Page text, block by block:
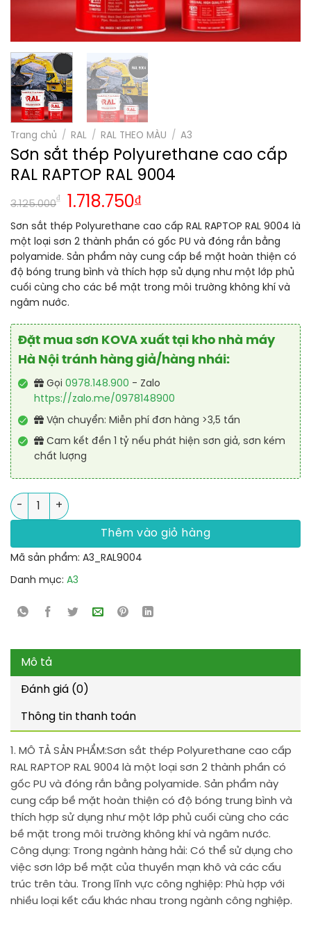
Trang chủ / RAL / RAL THEO MÀU / A3
Sơn sắt thép Polyurethane cao cấp
RAL RAPTOP RAL 9004
3.125.000
₫
Giá
gốc
là:
3.125.000₫.
1.718.750₫Giá
hiện
tại
là:
1.718.750₫.
Sơn sắt thép Polyurethane cao cấp RAL RAPTOP RAL 9004 là
một loại sơn 2 thành phần có gốc PU và đóng rắn bằng
polyamide. Sản phẩm này cung cấp bề mặt hoàn thiện có
độ bóng trung bình và thích hợp sử dụng như một lớp phủ
cuối cùng cho các bề mặt trong môi trường không khí và
ngâm nước.
Đặt mua sơn KOVA xuất tại kho nhà máy
Hà Nội tránh hàng giả/hàng nhái:
Gọi 0978.148.900 - Zalo
https://zalo.me/0978148900
Vận chuyển: Miễn phí đơn hàng >3,5 tấn
Cam kết đền 1 tỷ nếu phát hiện sơn giả, sơn kém
chất lượng
Sơn sắt thép Polyurethane cao cấp RAL RAPTOP RAL 9004
Thêm vào giỏ hàng
Mã sản phẩm: A3_RAL9004
Danh mục: A3
Mô tả
Đánh giá (0)
Thông tin thanh toán
1. MÔ TẢ SẢN PHẨM:Sơn sắt thép Polyurethane cao cấp
RAL RAPTOP RAL 9004 là một loại sơn 2 thành phần có
gốc PU và đóng rắn bằng polyamide. Sản phẩm này
cung cấp bề mặt hoàn thiện có độ bóng trung bình và
thích hợp sử dụng như một lớp phủ cuối cùng cho các
bề mặt trong môi trường không khí và ngâm nước.
Công dụng: Trong ngành hàng hải: Có thể sử dụng cho
việc sơn lớp bề mặt của thuyền mạn khô và các cấu
trúc trên tàu. Trong lĩnh vực công nghiệp: Phù hợp với
nhiều loại kết cấu khác nhau trong ngành công nghiệp.